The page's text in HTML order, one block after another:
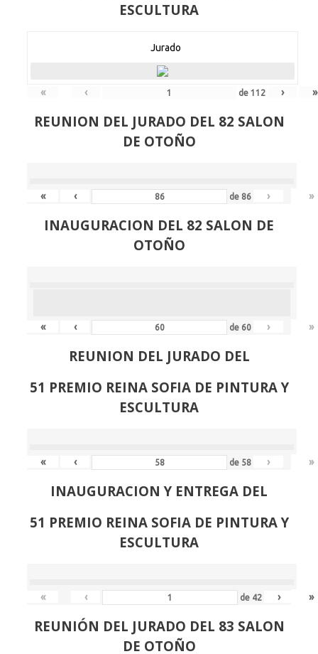
ESCULTURA
Jurado
« ‹ de112 › »
REUNION DEL JURADO DEL 82 SALON
DE OTOÑO
« ‹ de 86 › »
INAUGURACION DEL 82 SALON DE
OTOÑO
« ‹ de 60 › »
REUNION DEL JURADO DEL
51 PREMIO REINA SOFIA DE PINTURA Y
ESCULTURA
« ‹ de 58 › »
INAUGURACION Y ENTREGA DEL
51 PREMIO REINA SOFIA DE PINTURA Y
ESCULTURA
« ‹ de 42 › »
REUNIÓN DEL JURADO DEL 83 SALON
DE OTOÑO